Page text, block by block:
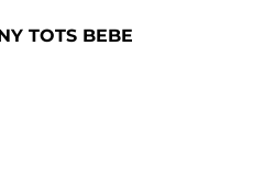
TOTS BEBE